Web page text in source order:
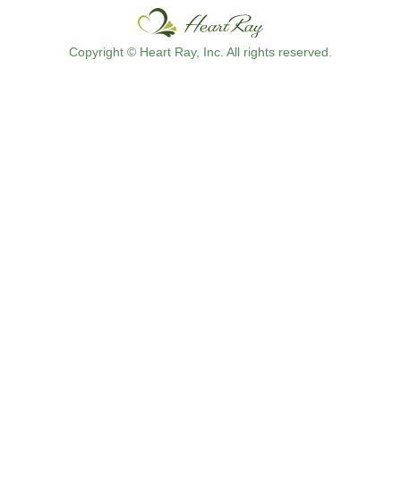
Copyright © Heart Ray, Inc. All rights reserved.